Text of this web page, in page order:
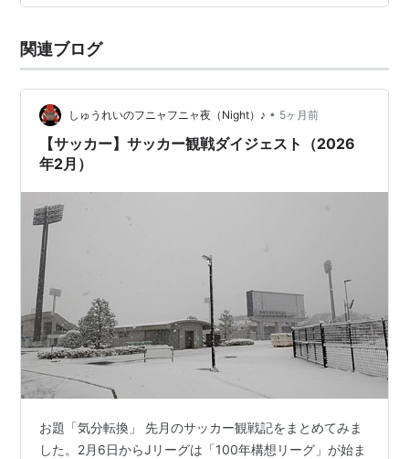
関連ブログ
しゅうれいのフニャフニャ夜（Night）♪ • 5ヶ月前
【サッカー】サッカー観戦ダイジェスト（2026
年2月）
お題「気分転換」 先月のサッカー観戦記をまとめてみま
した。2月6日からJリーグは「100年構想リーグ」が始ま